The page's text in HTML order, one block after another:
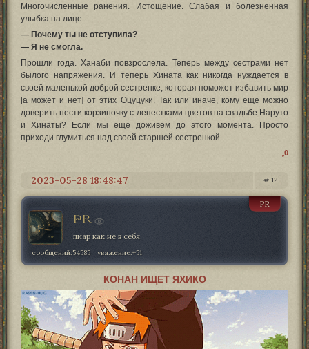
Многочисленные ранения. Истощение. Слабая и болезненная
улыбка на лице…
— Почему ты не отступила?
— Я не смогла.
Прошли года. Ханаби повзрослела. Теперь между сестрами нет
былого напряжения. И теперь Хината как никогда нуждается в
своей маленькой доброй сестренке, которая поможет избавить мир
[а может и нет] от этих Оцуцуки. Так или иначе, кому еще можно
доверить нести корзиночку с лепестками цветов на свадьбе Наруто
и Хинаты? Если мы еще доживем до этого момента. Просто
приходи глумиться над своей старшей сестренкой.
0
12
2023-05-28 18:48:47
PR
PR
пиар как не в себя
сообщений:54585 уважение:+51
КОНАН ИЩЕТ ЯХИКО